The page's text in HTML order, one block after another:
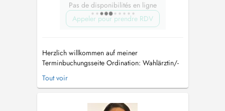
Pas de disponibilités en ligne
Appeler pour prendre RDV
Herzlich willkommen auf meiner
Terminbuchungsseite Ordination: Wahlärztin/-
arzt aller Kassen und privat Termine nach
Vereinbarung: doctena online, per sms und
Tout voir